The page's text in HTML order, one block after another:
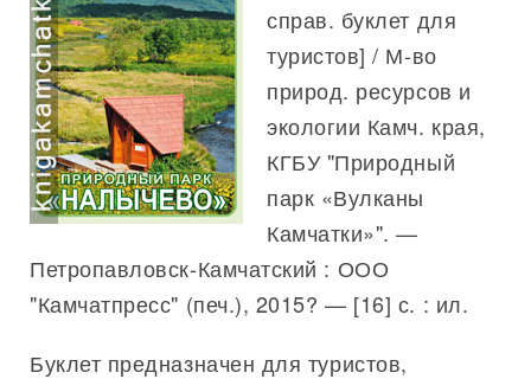
справ. буклет для
туристов] / М-во
природ. ресурсов и
экологии Камч. края,
КГБУ "Природный
парк «Вулканы
Камчатки»". —
Петропавловск-Камчатский : ООО
"Камчатпресс" (печ.), 2015? — [16] с. : ил.
Буклет предназначен для туристов,